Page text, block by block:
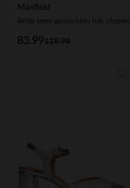
Manfield
Witte leren gevlochten hak slippers
119.99
83.99